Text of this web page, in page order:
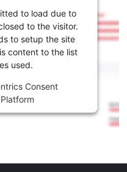
to load due to
to the visitor.
to setup the site
content to the list
used.
Consent